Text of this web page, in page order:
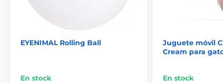
EYENIMAL Rolling Ball
En stock
Juguete móvil
Cream para
En stock